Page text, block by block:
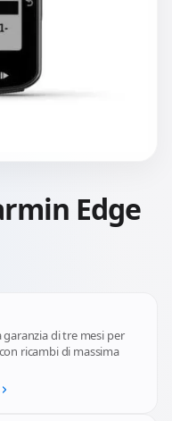
Edge
di tre mesi per
ricambi di massima